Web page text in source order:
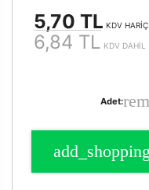
5,70 TL KDV HARİÇ
6,84 TL KDV DAHİL
Adet: